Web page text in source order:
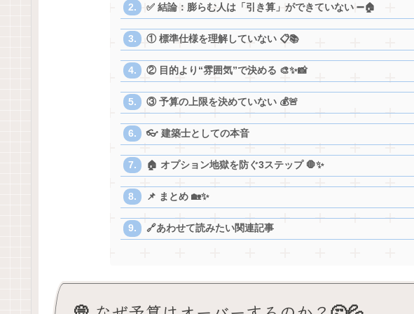
✅ 結論：膨らむ人は「引き算」ができていない ➖🏠
① 標準仕様を理解していない 📋📚
② 目的より“雰囲気”で決める 🎨✨📸
③ 予算の上限を決めていない 💰🚨
👓 建築士としての本音
🏠 オプション地獄を防ぐ3ステップ 🛑✨
📌 まとめ 🏡✨
🔗あわせて読みたい関連記事